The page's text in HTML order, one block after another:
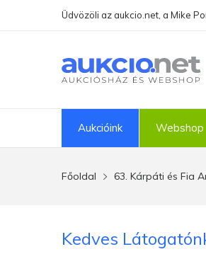
Üdvözöli az aukcio.net, a Mike
Aukcióink Webshop
Főoldal 63. Kárpáti és Fia
Kedves